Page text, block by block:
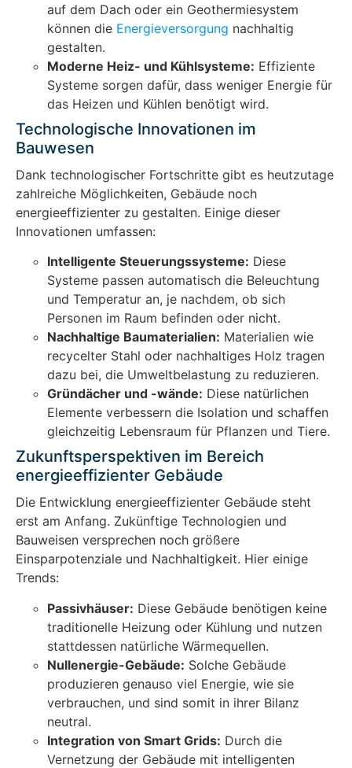
auf dem Dach oder ein Geothermiesystem
können die Energieversorgung nachhaltig
gestalten.
Moderne Heiz- und Kühlsysteme: Effiziente
Systeme sorgen dafür, dass weniger Energie für
das Heizen und Kühlen benötigt wird.
Technologische Innovationen im
Bauwesen
Dank technologischer Fortschritte gibt es heutzutage
zahlreiche Möglichkeiten, Gebäude noch
energieeffizienter zu gestalten. Einige dieser
Innovationen umfassen:
Intelligente Steuerungssysteme: Diese
Systeme passen automatisch die Beleuchtung
und Temperatur an, je nachdem, ob sich
Personen im Raum befinden oder nicht.
Nachhaltige Baumaterialien: Materialien wie
recycelter Stahl oder nachhaltiges Holz tragen
dazu bei, die Umweltbelastung zu reduzieren.
Gründächer und -wände: Diese natürlichen
Elemente verbessern die Isolation und schaffen
gleichzeitig Lebensraum für Pflanzen und Tiere.
Zukunftsperspektiven im Bereich
energieeffizienter Gebäude
Die Entwicklung energieeffizienter Gebäude steht
erst am Anfang. Zukünftige Technologien und
Bauweisen versprechen noch größere
Einsparpotenziale und Nachhaltigkeit. Hier einige
Trends:
Passivhäuser: Diese Gebäude benötigen keine
traditionelle Heizung oder Kühlung und nutzen
stattdessen natürliche Wärmequellen.
Nullenergie-Gebäude: Solche Gebäude
produzieren genauso viel Energie, wie sie
verbrauchen, und sind somit in ihrer Bilanz
neutral.
Integration von Smart Grids: Durch die
Vernetzung der Gebäude mit intelligenten